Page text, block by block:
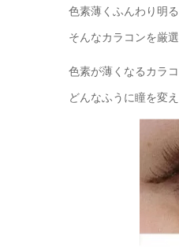
色素薄くふんわり明
そんなカラコンを厳
色素が薄くなるカラ
どんなふうに瞳を変